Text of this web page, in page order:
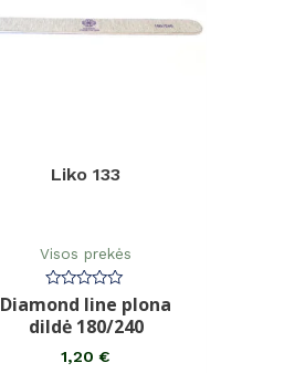
Liko 133
Visos prekės
Įvertinimas:
0
iš
Diamond line plona
dildė 180/240
1,20€